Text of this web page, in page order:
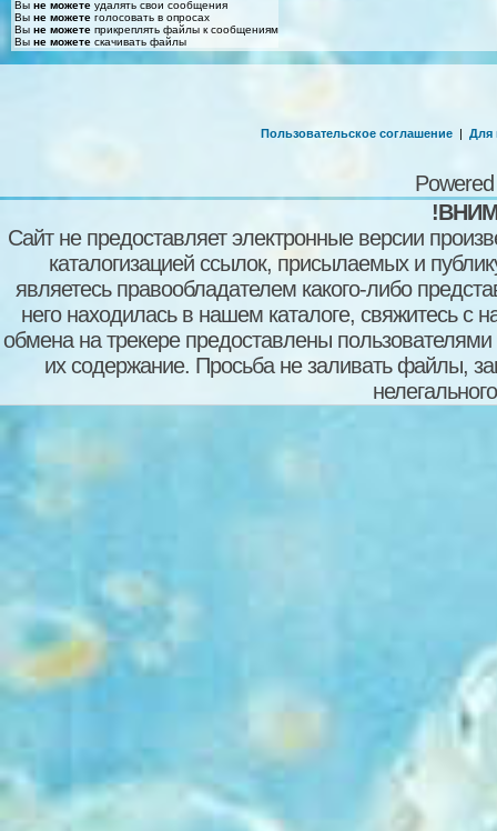
Вы не можете удалять свои сообщения
Вы не можете голосовать в опросах
Вы не можете прикреплять файлы к сообщениям
Вы не можете скачивать файлы
Пользовательское соглашение | Для
Сайт не предоставляет электронные версии
каталогизацией ссылок, присылаемых и
являетесь правообладателем какого-либо
него находилась в нашем каталоге, свяжитесь
обмена на трекере предоставлены пользователями
их содержание. Просьба не заливать файлы,